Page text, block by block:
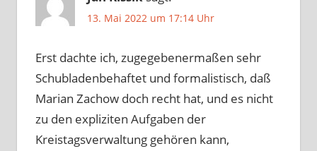
13. Mai 2022 um 17:14 Uhr
Erst dachte ich, zugegebenermaßen sehr
Schubladenbehaftet und formalistisch, daß
Marian Zachow doch recht hat, und es nicht
zu den expliziten Aufgaben der
Kreistagsverwaltung gehören kann,